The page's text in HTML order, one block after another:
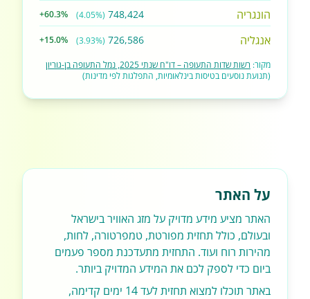
הונגריה 748,424
(4.05%)
+60.3%
אנגליה 726,586
(3.93%)
+15.0%
מקור: רשות שדות התעופה – דו"ח שנתי 2025, נמל התעופה בן-גוריון
(תנועת נוסעים בטיסות בינלאומיות, התפלגות לפי מדינות)
על האתר
האתר מציע מידע מדויק על מזג האוויר בישראל
ובעולם, כולל תחזית מפורטת, טמפרטורה, לחות,
מהירות רוח ועוד. התחזית מתעדכנת מספר פעמים
ביום כדי לספק לכם את המידע המדויק ביותר.
באתר תוכלו למצוא תחזית לעד 14 ימים קדימה,